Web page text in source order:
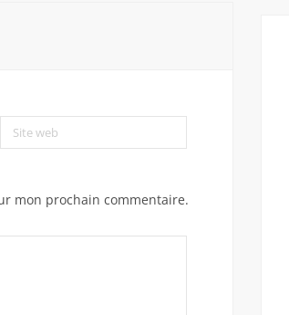
Site web
mon prochain commentaire.